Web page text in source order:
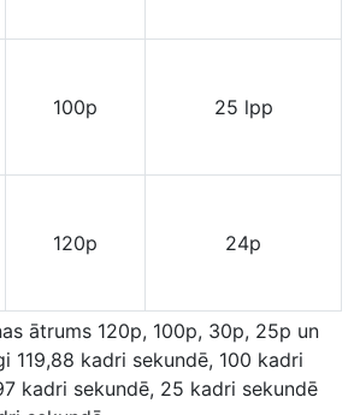
100p 25 lpp
120p 24p
ātrums 120p, 100p, 30p, 25p un
119,88 kadri sekundē, 100 kadri
kadri sekundē, 25 kadri sekundē